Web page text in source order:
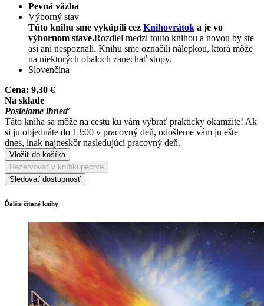
Pevná väzba
Výborný stav
Túto knihu sme vykúpili cez Knihovrátok a je vo
výbornom stave.Rozdiel medzi touto knihou a novou by ste
asi ani nespoznali. Knihu sme označili nálepkou, ktorá môže
na niektorých obaloch zanechať stopy.
Slovenčina
Cena: 9,30 €
Na sklade
Posielame ihneď
Táto kniha sa môže na cestu ku vám vybrať prakticky okamžite! Ak
si ju objednáte do 13:00 v pracovný deň, odošleme vám ju ešte
dnes, inak najneskôr nasledujúci pracovný deň.
Vložiť do košíka
Rezervovať v kníhkupectve
Sledovať dostupnosť
Ďalšie čítané knihy